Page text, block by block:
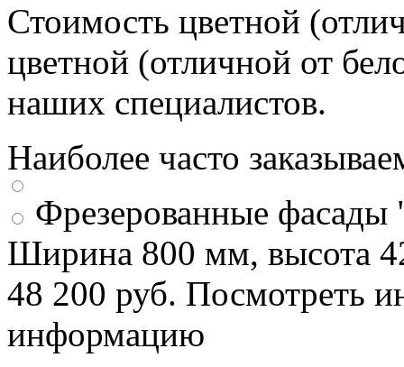
Стоимость цветной
цветной (отличной от
наших специалистов.
Наиболее часто
Фрезерованные
Ширина 800 мм, высота
48 200 руб. Посмотреть
информацию